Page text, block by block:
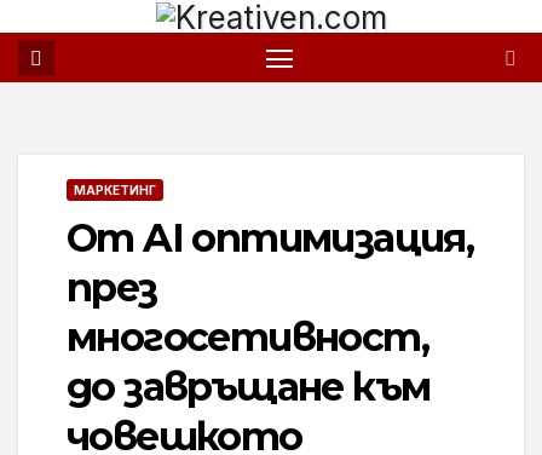
content
МАРКЕТИНГ
От AI оптимизация,
през
многосетивност,
до завръщане към
човешкото